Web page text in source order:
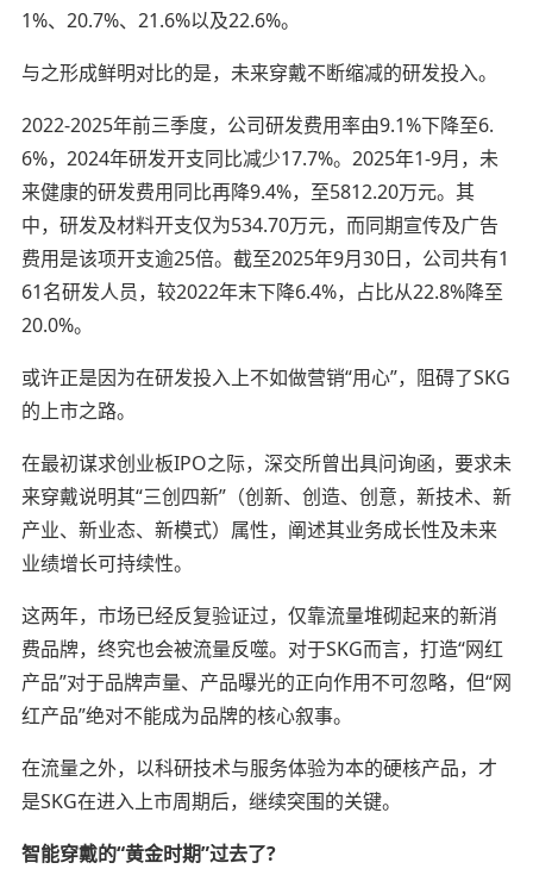
1%、20.7%、21.6%以及22.6%。
与之形成鲜明对比的是，未来穿戴不断缩减的研发投入。
2022-2025年前三季度，公司研发费用率由9.1%下降至6.
6%，2024年研发开支同比减少17.7%。2025年1-9月，未
来健康的研发费用同比再降9.4%，至5812.20万元。其
中，研发及材料开支仅为534.70万元，而同期宣传及广告
费用是该项开支逾25倍。截至2025年9月30日，公司共有1
61名研发人员，较2022年末下降6.4%，占比从22.8%降至
20.0%。
或许正是因为在研发投入上不如做营销“用心”，阻碍了SKG
的上市之路。
在最初谋求创业板IPO之际，深交所曾出具问询函，要求未
来穿戴说明其“三创四新”（创新、创造、创意，新技术、新
产业、新业态、新模式）属性，阐述其业务成长性及未来
业绩增长可持续性。
这两年，市场已经反复验证过，仅靠流量堆砌起来的新消
费品牌，终究也会被流量反噬。对于SKG而言，打造“网红
产品”对于品牌声量、产品曝光的正向作用不可忽略，但“网
红产品”绝对不能成为品牌的核心叙事。
在流量之外，以科研技术与服务体验为本的硬核产品，才
是SKG在进入上市周期后，继续突围的关键。
智能穿戴的“黄金时期”过去了?